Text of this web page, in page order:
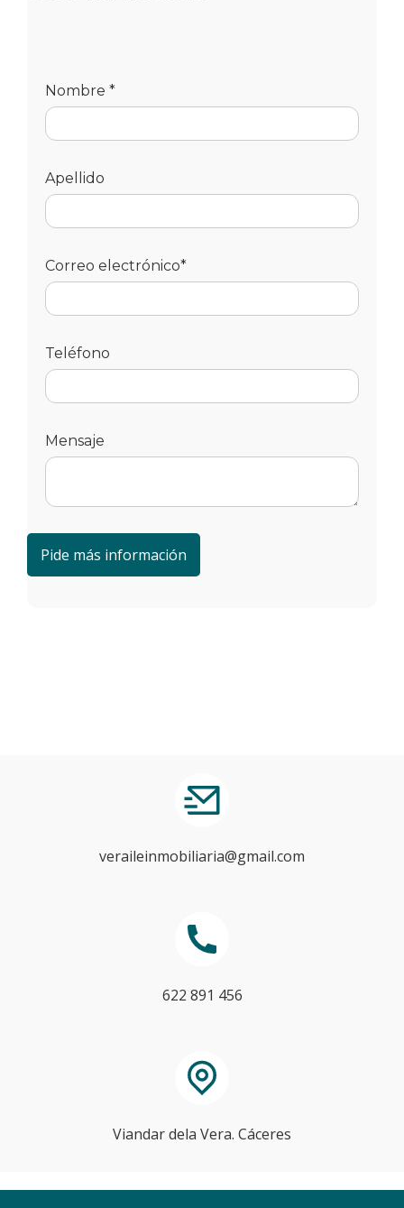
Nombre *
Apellido
Correo electrónico*
Teléfono
Mensaje
veraileinmobiliaria@gmail.com
622 891 456
Viandar dela Vera. Cáceres